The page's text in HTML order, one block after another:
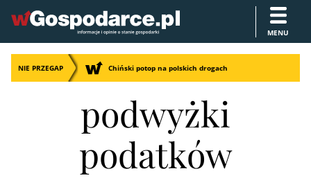
MENU
NIE PRZEGAP Chiński potop na polskich drogach
podwyżki
podatków